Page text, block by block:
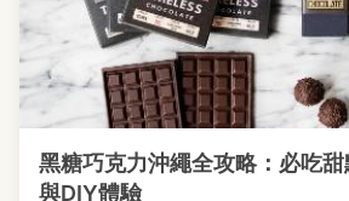
黑糖巧克力沖繩全攻略：必吃
與DIY體驗